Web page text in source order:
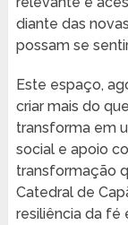
diante das
possam se
Este espaço,
criar mais do
transforma em
social e apoio
transformação
Catedral de
resiliência da fé